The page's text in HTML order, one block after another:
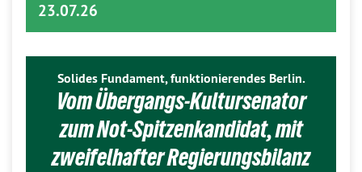
23.07.26
Solides Fundament, funktionierendes Berlin.
Vom Übergangs-Kultursenator
zum Not-Spitzenkandidat, mit
zweifelhafter Regierungsbilanz